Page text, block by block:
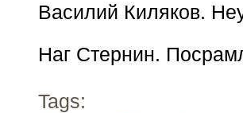
Василий Киляков.
Наг Стернин.
Tags: